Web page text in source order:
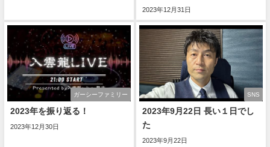
2023年12月31日
ガーシーファミリー
2023年を振り返る！
2023年12月30日
SNS
2023年9月22日 長い１日でし
た
2023年9月22日